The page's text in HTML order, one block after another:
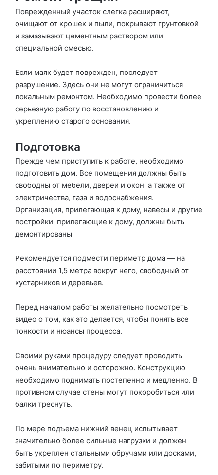
Поврежденный участок слегка расширяют,
очищают от крошек и пыли, покрывают грунтовкой
и замазывают цементным раствором или
специальной смесью.
Если маяк будет поврежден, последует
разрушение. Здесь они не могут ограничиться
локальным ремонтом. Необходимо провести более
серьезную работу по восстановлению и
укреплению старого основания.
Подготовка
Прежде чем приступить к работе, необходимо
подготовить дом. Все помещения должны быть
свободны от мебели, дверей и окон, а также от
электричества, газа и водоснабжения.
Организация, прилегающая к дому, навесы и другие
постройки, прилегающие к дому, должны быть
демонтированы.
Рекомендуется подмести периметр дома — на
расстоянии 1,5 метра вокруг него, свободный от
кустарников и деревьев.
Перед началом работы желательно посмотреть
видео о том, как это делается, чтобы понять все
тонкости и нюансы процесса.
Своими руками процедуру следует проводить
очень внимательно и осторожно. Конструкцию
необходимо поднимать постепенно и медленно. В
противном случае стены могут покоробиться или
балки треснуть.
По мере подъема нижний венец испытывает
значительно более сильные нагрузки и должен
быть укреплен стальными обручами или досками,
забитыми по периметру.